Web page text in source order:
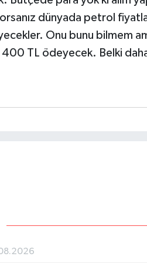
dünyada petrol
Onu bunu bilmem
400 TL ödeyecek. Belki